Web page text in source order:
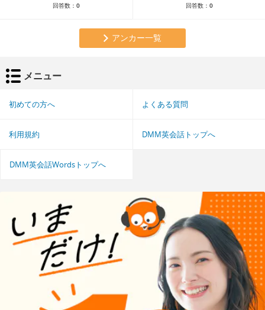
回答数： 0 回答数： 0
アンカー一覧
メニュー
初めての方へ よくある質問
利用規約 DMM英会話トップへ
DMM英会話Wordsトップへ